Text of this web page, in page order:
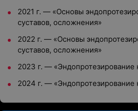
2021 г. — «Основы
суставов, осложнения»
2022 г. — «Основы
суставов, осложнения»
2023 г. — «Эндопротезирование
2024 г. — «Эндопротезирование